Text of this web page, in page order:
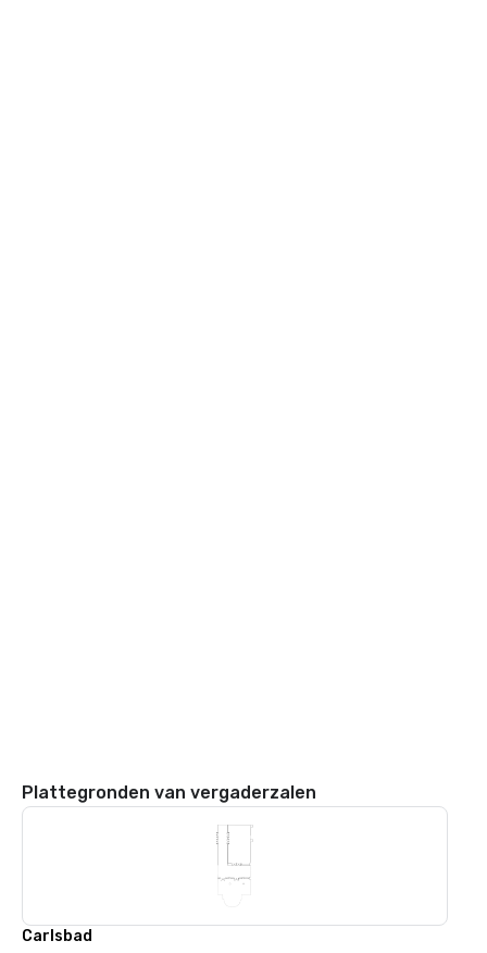
Plattegronden van vergaderzalen
Carlsbad